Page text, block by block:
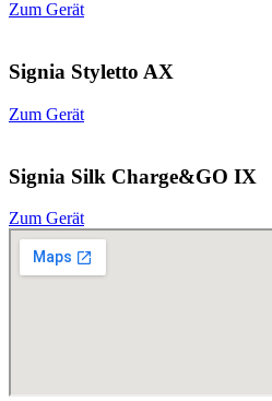
Zum Gerät
Signia Styletto AX
Zum Gerät
Signia Silk Charge&GO IX
Zum Gerät